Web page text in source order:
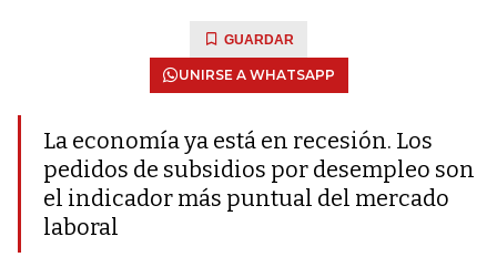
GUARDAR
UNIRSE A WHATSAPP
La economía ya está en recesión. Los
pedidos de subsidios por desempleo son
el indicador más puntual del mercado
laboral